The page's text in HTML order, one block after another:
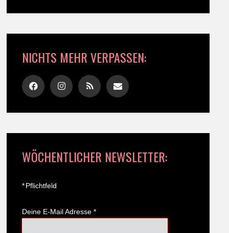
NICHTS MEHR VERPASSEN:
WÖCHENTLICHER NEWSLETTER:
*Pflichtfeld
Deine E-Mail Adresse *